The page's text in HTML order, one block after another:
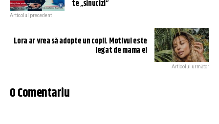
te „sinucizi“
Articolul precedent
Lora ar vrea să adopte un copil. Motivul este
legat de mama ei
Articolul următor
0 Comentariu